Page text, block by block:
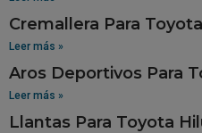
Cremallera Para
Leer más »
Aros Deportivos Para
Leer más »
Llantas Para Toyota